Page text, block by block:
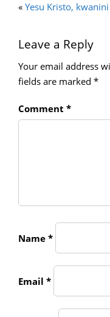
« Yesu Kristo,
Leave a Reply
Your email address
fields are marked *
Comment *
Name *
Email *